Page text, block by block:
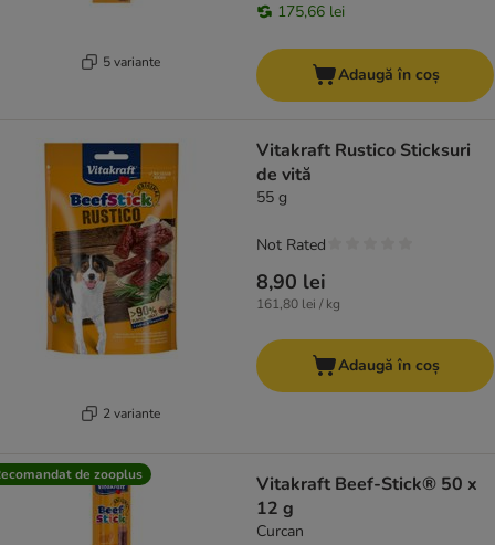
5 variante
175,66 lei
Adaugă în coș
2 variante
Vitakraft Rustico Sticksuri
de vită
55 g
8,90 lei
161,80 lei / kg
Not Rated
Adaugă în coș
de zooplus
Vitakraft Beef-Stick® 50 x
12 g
Curcan